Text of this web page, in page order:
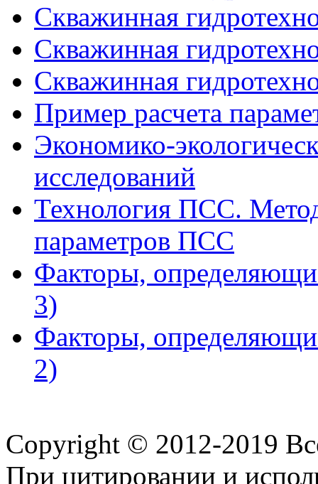
Скважинная
Скважинная
Скважинная
Пример расчета
Экономико-
исследований
Технология ПСС.
параметров ПСС
Факторы,
3)
Факторы,
2)
Copyright © 2012-2019
При цитировании и